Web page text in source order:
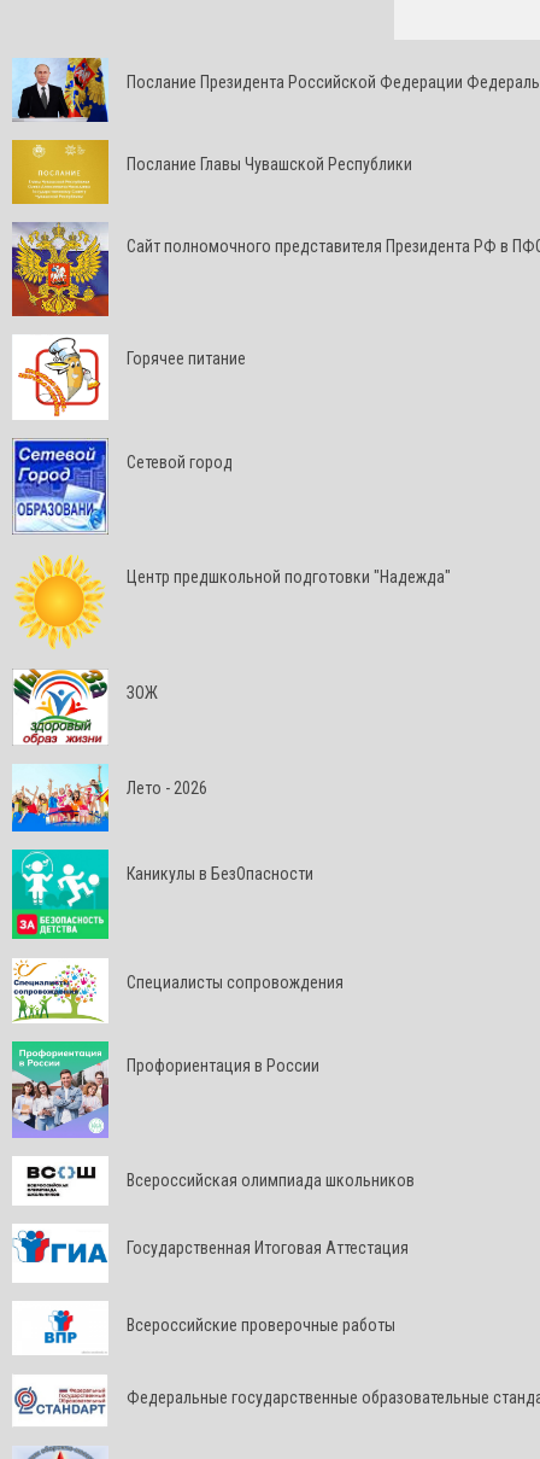
Послание Президента Российской Федерации
Послание Главы Чувашской Республики
Cайт полномочного представителя Президента РФ в
Горячее питание
Сетевой город
Центр предшкольной подготовки "Надежда"
ЗОЖ
Лето - 2026
Каникулы в БезОпасности
Специалисты сопровождения
Профориентация в России
Всероссийская олимпиада школьников
Государственная Итоговая Аттестация
Всероссийские проверочные работы
Федеральные государственные образовательные